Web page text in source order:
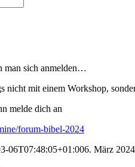
man sich anmelden…
nicht mit einem Workshop,
melde dich an
forum-bibel-2024
06T07:48:05+01:006. März 2024